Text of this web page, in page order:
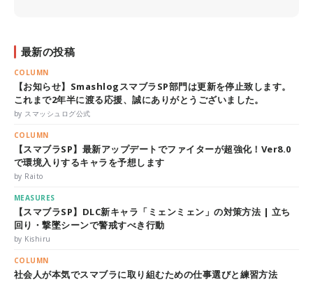
最新の投稿
COLUMN
【お知らせ】SmashlogスマブラSP部門は更新を停止致します。
これまで2年半に渡る応援、誠にありがとうございました。
by スマッシュログ公式
COLUMN
【スマブラSP】最新アップデートでファイターが超強化！Ver8.0
で環境入りするキャラを予想します
by Raito
MEASURES
【スマブラSP】DLC新キャラ「ミェンミェン」の対策方法 | 立ち
回り・撃墜シーンで警戒すべき行動
by Kishiru
COLUMN
社会人が本気でスマブラに取り組むための仕事選びと練習方法